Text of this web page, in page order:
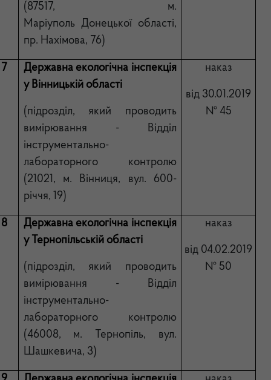
(87517, м.
Маріуполь Донецької області,
пр. Нахімова, 76)
7
Державна екологічна інспекція
у Вінницькій області
(підрозділ, який проводить
вимірювання - Відділ
інструментально-
лабораторного контролю
(21021, м. Вінниця, вул. 600-
річчя, 19)
наказ
від 30.01.2019
№ 45
8
Державна екологічна інспекція
у Тернопільській області
(підрозділ, який проводить
вимірювання - Відділ
інструментально-
лабораторного контролю
(46008, м. Тернопіль, вул.
Шашкевича, 3)
наказ
від 04.02.2019
№ 50